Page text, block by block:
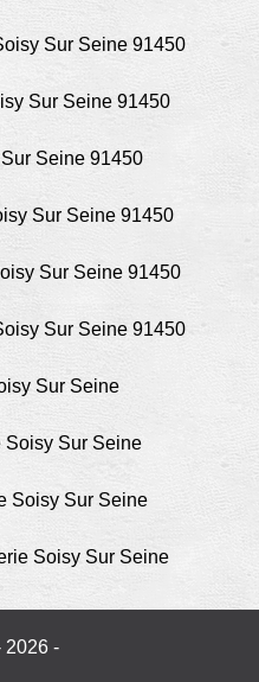
Sur Seine 91450
Sur Seine 91450
Seine 91450
Sur Seine 91450
Sur Seine 91450
Sur Seine 91450
Sur Seine
Soisy Sur Seine
Soisy Sur Seine
Soisy Sur Seine
2026 -